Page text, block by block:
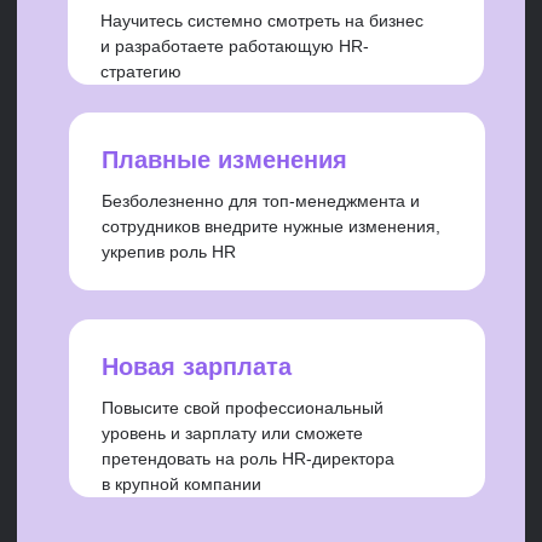
Программа
10
модулей
52
50
занятия
Урок 1. Функции и задачи HR-